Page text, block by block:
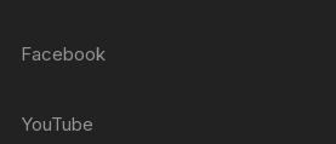
Facebook
YouTube